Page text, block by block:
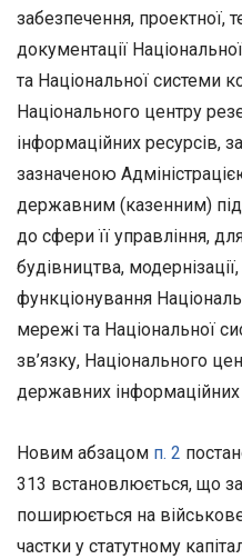
забезпечення, проектної,
документації
та Національної системи
Національного центру
інформаційних ресурсів,
зазначеною
державним (казенним)
до сфери її управління,
будівництва,
функціонування
мережі та Національної
зв’язку, Національного
державних інформаційних
Новим абзацом п. 2
313 встановлюється, що
поширюється на
частки у статутному